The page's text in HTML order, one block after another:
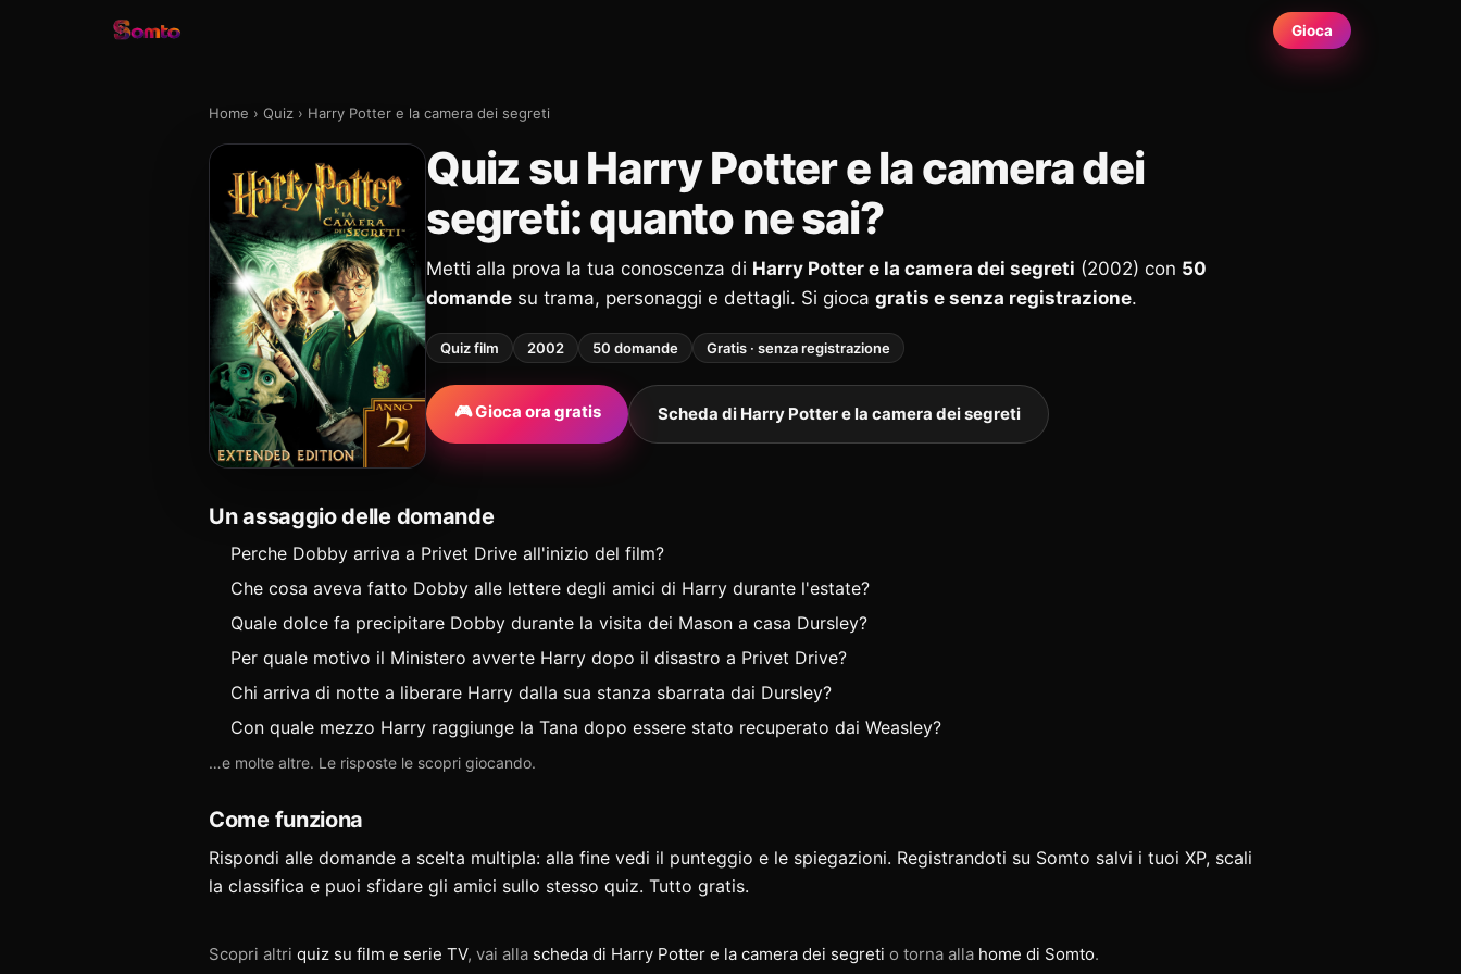
Gioca
Home › Quiz › Harry Potter e la camera dei segreti
Quiz su Harry Potter e la camera dei
segreti: quanto ne sai?
Metti alla prova la tua conoscenza di Harry Potter e la camera dei segreti (2002) con 50
domande su trama, personaggi e dettagli. Si gioca gratis e senza registrazione.
Quiz film 2002 50 domande Gratis · senza registrazione
🎮 Gioca ora gratis Scheda di Harry Potter e la camera dei segreti
Un assaggio delle domande
Perche Dobby arriva a Privet Drive all'inizio del film?
Che cosa aveva fatto Dobby alle lettere degli amici di Harry durante l'estate?
Quale dolce fa precipitare Dobby durante la visita dei Mason a casa Dursley?
Per quale motivo il Ministero avverte Harry dopo il disastro a Privet Drive?
Chi arriva di notte a liberare Harry dalla sua stanza sbarrata dai Dursley?
Con quale mezzo Harry raggiunge la Tana dopo essere stato recuperato dai Weasley?
…e molte altre. Le risposte le scopri giocando.
Come funziona
Rispondi alle domande a scelta multipla: alla fine vedi il punteggio e le spiegazioni. Registrandoti su Somto salvi i tuoi XP, scali
la classifica e puoi sfidare gli amici sullo stesso quiz. Tutto gratis.
Scopri altri quiz su film e serie TV, vai alla scheda di Harry Potter e la camera dei segreti o torna alla home di Somto.